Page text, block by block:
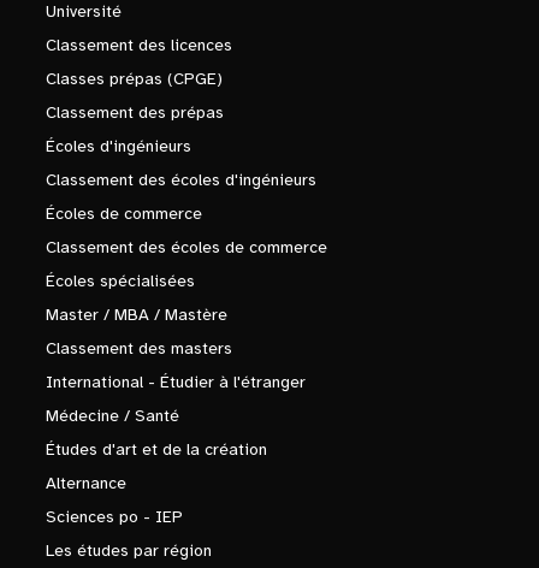
Université
Classement des licences
Classes prépas (CPGE)
Classement des prépas
Écoles d'ingénieurs
Classement des écoles d'ingénieurs
Écoles de commerce
Classement des écoles de commerce
Écoles spécialisées
Master / MBA / Mastère
Classement des masters
International - Étudier à l'étranger
Médecine / Santé
Études d'art et de la création
Alternance
Sciences po - IEP
Les études par région